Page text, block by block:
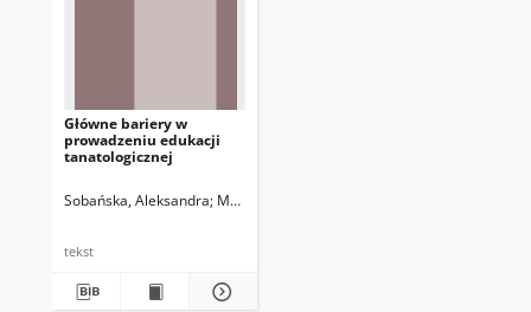
Główne bariery w
prowadzeniu edukacji
tanatologicznej
Sobańska, Aleksandra Matyjas, Bożena. Red.
tekst